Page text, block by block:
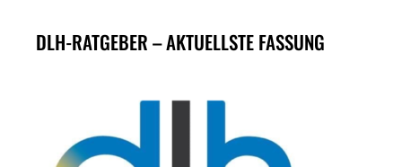
DLH-RATGEBER – AKTUELLSTE FASSUNG